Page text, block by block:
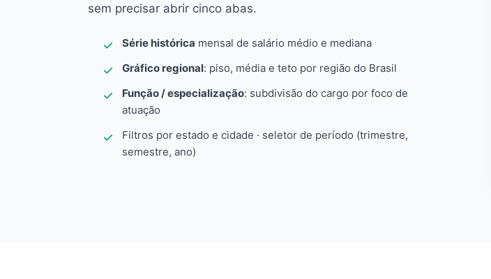
sem precisar abrir cinco abas.
Série histórica mensal de salário médio e mediana
Gráfico regional: piso, média e teto por região do Brasil
Função / especialização: subdivisão do cargo por foco de
atuação
Filtros por estado e cidade · seletor de período (trimestre,
semestre, ano)